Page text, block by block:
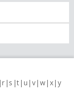
r s t u v w x y